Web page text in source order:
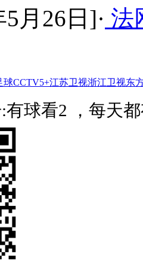
月26日]· 法
球CCTV5+江苏卫视浙江卫视东
有球看2 ，每天